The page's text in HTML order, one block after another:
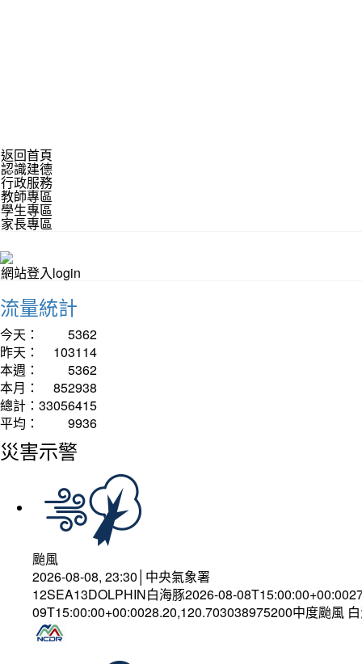
返回首頁
認識建德
行政服務
教師專區
學生專區
家長專區
網站登入login
流量統計
今天：
5362
昨天：
103114
本週：
5362
本月：
852938
總計： 33056415
平均：
9936
災害示警
颱風
2026-08-08, 23:30│中央氣象署
12SEA13DOLPHIN白海豚2026-08-
09T15:00:00+00:0028.20,120.703038975200中度颱風